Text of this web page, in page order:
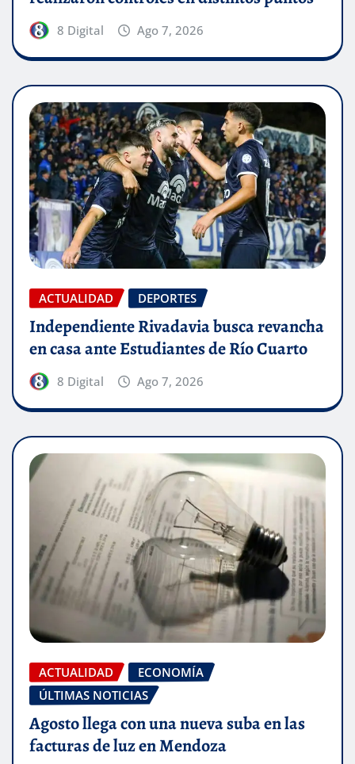
8 Digital Ago 7, 2026
ACTUALIDAD DEPORTES
Independiente Rivadavia busca revancha
en casa ante Estudiantes de Río Cuarto
8 Digital Ago 7, 2026
ACTUALIDAD
ECONOMÍA
ÚLTIMAS NOTICIAS
Agosto llega con una nueva suba en las
facturas de luz en Mendoza